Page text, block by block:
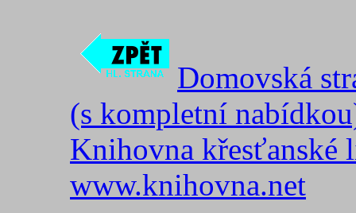
Domovská
(s kompletní
Knihovna křesťanské
www.knihovna.net